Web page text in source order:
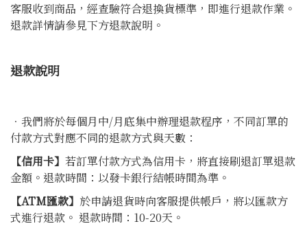
客服收到商品，經查驗符合退換貨標準，即進行退款作業。
退款詳情請參見下方退款說明。
退款說明
．我們將於每個月中/月底集中辦理退款程序，不同訂單的
付款方式對應不同的退款方式與天數：
【信用卡】 若訂單付款方式為信用卡，將直接刷退訂單退款
金額。退款時間：以發卡銀行結帳時間為準。
【ATM匯款】 於申請退貨時向客服提供帳戶，將以匯款方
式進行退款。 退款時間：10-20天。